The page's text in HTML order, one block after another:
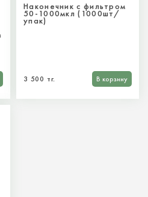
Наконечник с фильтром
50-1000мкл (1000шт/
упак)
3 500 тг. В корзину